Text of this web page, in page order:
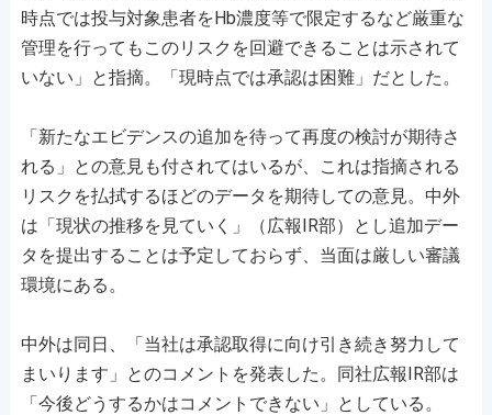
時点では投与対象患者をHb濃度等で限定するなど厳重な
管理を行ってもこのリスクを回避できることは示されて
いない」と指摘。「現時点では承認は困難」だとした。
「新たなエビデンスの追加を待って再度の検討が期待さ
れる」との意見も付されてはいるが、これは指摘される
リスクを払拭するほどのデータを期待しての意見。中外
は「現状の推移を見ていく」（広報IR部）とし追加デー
タを提出することは予定しておらず、当面は厳しい審議
環境にある。
中外は同日、「当社は承認取得に向け引き続き努力して
まいります」とのコメントを発表した。同社広報IR部は
「今後どうするかはコメントできない」としている。